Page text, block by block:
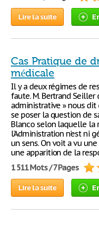
Lire la suite
Cas Pratique de
médicale
Il y a deux régimes de
faute. M. Bertrand Seiller
administrative » nous
se poser la question de
Blanco selon laquelle la
l’Administration n’est ni
un sens. On voit a vu
une apparition de la
1 511 Mots / 7 Pages
Lire la suite